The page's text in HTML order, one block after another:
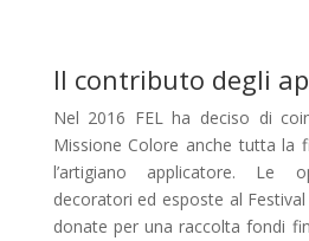
Il contributo degli
Nel 2016 FEL ha deciso di
Missione Colore anche tutta la
l’artigiano applicatore. Le
decoratori ed esposte al
donate per una raccolta fondi